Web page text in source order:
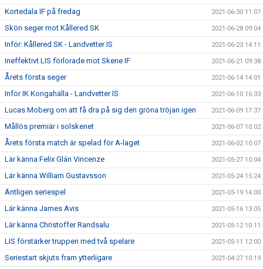
Kortedala IF på fredag 2021-06-30 11:07
Skön seger mot Kållered SK 2021-06-28 09:04
Inför: Kållered SK - Landvetter IS 2021-06-23 14:11
Ineffektivt LIS förlorade mot Skene IF 2021-06-21 09:38
Årets första seger 2021-06-14 14:01
Inför IK Kongahälla - Landvetter IS 2021-06-10 16:33
Lucas Moberg om att få dra på sig den gröna tröjan igen 2021-06-09 17:37
Mållös premiär i solskenet 2021-06-07 10:02
Årets första match är spelad för A-laget 2021-06-02 10:07
Lär känna Felix Glán Vincenze 2021-05-27 10:04
Lär känna William Gustavsson 2021-05-24 15:24
Äntligen seriespel 2021-05-19 14:00
Lär känna James Avis 2021-05-16 13:05
Lär känna Christoffer Randsalu 2021-05-12 10:11
LIS förstärker truppen med två spelare 2021-05-11 12:00
Seriestart skjuts fram ytterligare 2021-04-27 10:19